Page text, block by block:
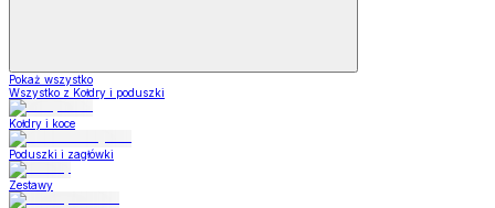
Pokaż wszystko
Wszystko z Kołdry i poduszki
Kołdry i koce
Poduszki i zagłówki
Zestawy